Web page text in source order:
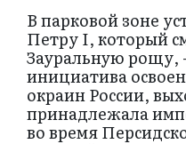
В парковой зоне
Петру I, который
Зауральную рощу,
инициатива
окраин России,
принадлежала
во время